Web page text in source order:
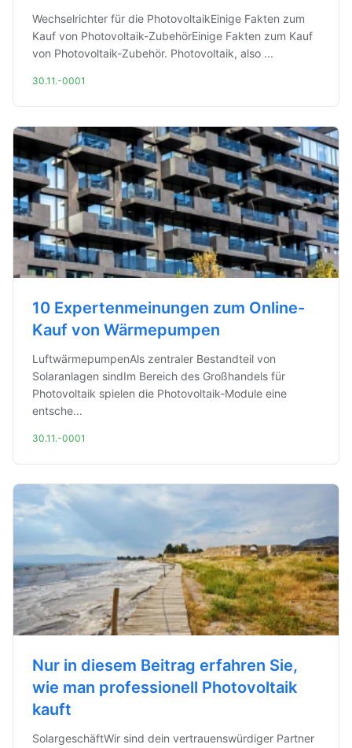
Wechselrichter für die PhotovoltaikEinige Fakten zum
Kauf von Photovoltaik-ZubehörEinige Fakten zum Kauf
von Photovoltaik-Zubehör. Photovoltaik, also ...
30.11.-0001
10 Expertenmeinungen zum Online-
Kauf von Wärmepumpen
LuftwärmepumpenAls zentraler Bestandteil von
Solaranlagen sindIm Bereich des Großhandels für
Photovoltaik spielen die Photovoltaik-Module eine
entsche...
30.11.-0001
Nur in diesem Beitrag erfahren Sie,
wie man professionell Photovoltaik
kauft
SolargeschäftWir sind dein vertrauenswürdiger Partner